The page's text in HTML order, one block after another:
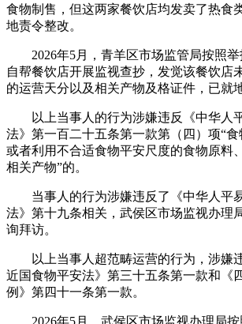
食物制售，但这两家餐饮店均发卖了热食
地责令整改。
2026年5月，青羊区市场监管局按照举
自帮餐饮店开展监视查抄，发觉该餐饮店
的运营天分以及相关产物及格证件，已就
以上当事人的行为涉嫌违反《中华人
法》第一百二十五条第一款第（四）项“
或者利用不合适食物平安尺度的食物原料
相关产物”的。
当事人的行为涉嫌违反了《中华人平
法》第十九条相关，武侯区市场监视办理
询拜访。
以上当事人超范畴运营的行为，涉嫌
近国食物平安法》第三十五条第一款和《
例》第四十一条第一款。
2026年5月，武侯区市场监视办理局按